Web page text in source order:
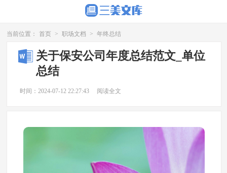
当前位置： 首页 > 职场文档 > 年终总结
关于保安公司年度总结范文_单位
总结
时间：2024-07-12 22:27:43 阅读全文